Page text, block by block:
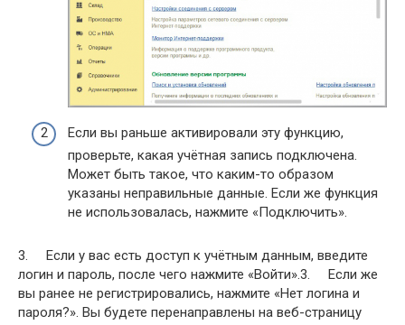
Если вы раньше активировали эту функцию,
проверьте, какая учётная запись подключена.
Может быть такое, что каким-то образом
указаны неправильные данные. Если же функция
не использовалась, нажмите «Подключить».
3. Если у вас есть доступ к учётным данным, введите
логин и пароль, после чего нажмите «Войти».3. Если же
вы ранее не регистрировались, нажмите «Нет логина и
пароля?». Вы будете перенаправлены на веб-страницу